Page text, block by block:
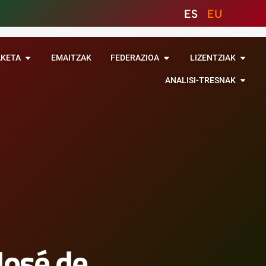
ES EU
EMAITZAK FEDERAZIOA LIZENTZIAK
ANALISI-TRESNAK